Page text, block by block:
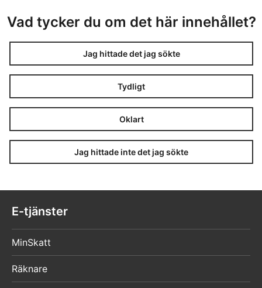
Vad tycker du om det här innehållet?
Jag hittade det jag sökte
Tydligt
Oklart
Jag hittade inte det jag sökte
E-tjänster
MinSkatt
Räknare